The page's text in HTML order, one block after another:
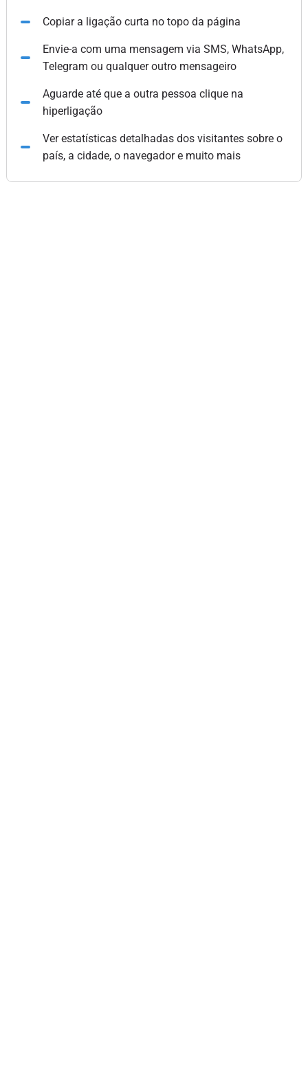
Copiar a ligação curta no topo da página
Envie-a com uma mensagem via SMS, WhatsApp,
Telegram ou qualquer outro mensageiro
Aguarde até que a outra pessoa clique na
hiperligação
Ver estatísticas detalhadas dos visitantes sobre o
país, a cidade, o navegador e muito mais